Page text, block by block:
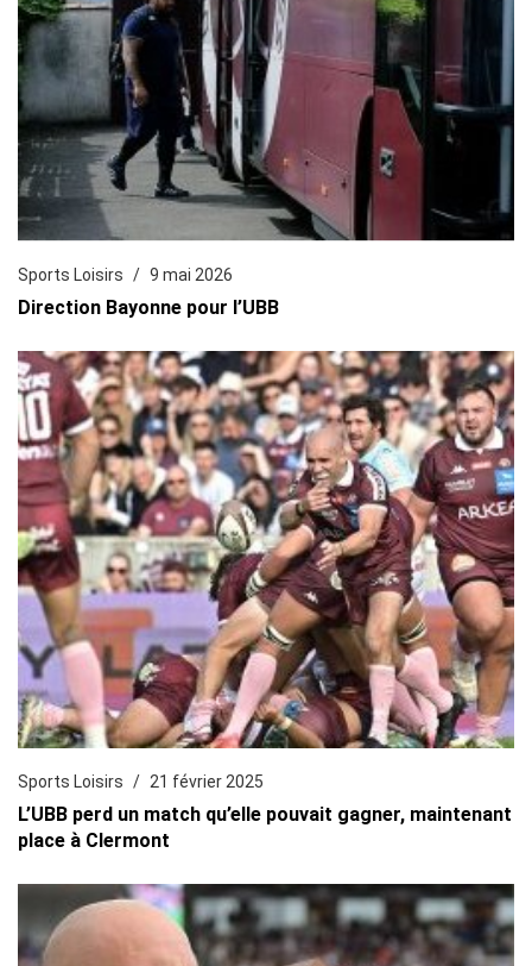
Sports Loisirs 9 mai 2026
Direction Bayonne pour l’UBB
Sports Loisirs 21 février 2025
L’UBB perd un match qu’elle pouvait gagner, maintenant
place à Clermont